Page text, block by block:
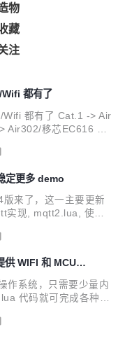
物
藏
注
都有了
都有了 Cat.1 -> Air
Air302/移芯EC616 Wif
AT命令的解析与回调,
一整套与AT engine平
效, 内存更省, 逻辑更
定更多 demo
来了，这一主要更新
实现, mqtt2.lua, 使用
库支持设置浮点数格式
上游sdk v001.034.202
缓存数据 fix: gpio中
供 WIFI 和 MCU
作系统，只需要少量内
代码就可完成各种功
于芯片与最终产品之